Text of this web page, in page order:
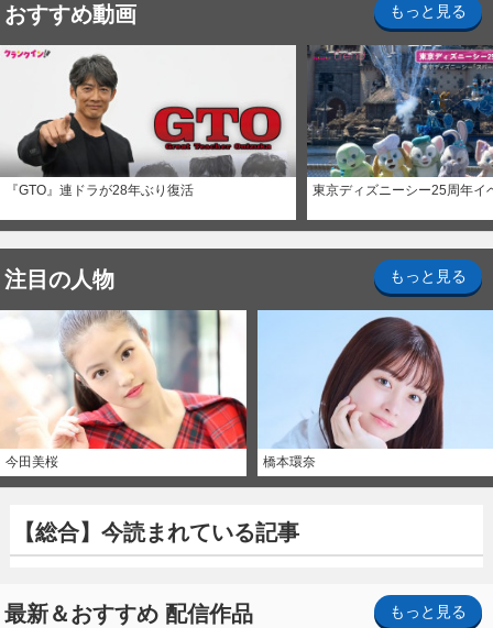
おすすめ動画 もっと見る
『GTO』連ドラが28年ぶり復活 東京ディズニーシー25周年イ
注目の人物 もっと見る
今田美桜 橋本環奈
【総合】今読まれている記事
最新＆おすすめ 配信作品 もっと見る